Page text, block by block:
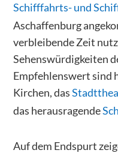
Schifffahrts- und
Aschaffenburg
verbleibende Zeit
Sehenswürdigkeiten
Empfehlenswert sind
Kirchen, das
das herausragende
Auf dem Endspurt